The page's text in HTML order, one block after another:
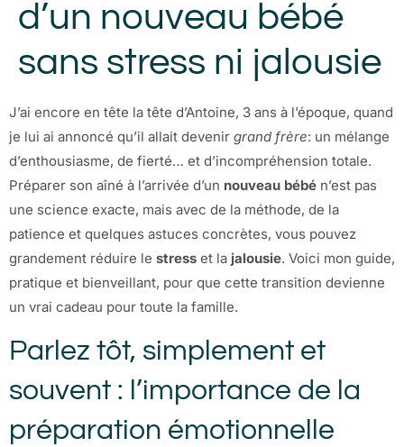
d’un nouveau bébé
sans stress ni jalousie
J’ai encore en tête la tête d’Antoine, 3 ans à l’époque, quand
je lui ai annoncé qu’il allait devenir grand frère: un mélange
d’enthousiasme, de fierté… et d’incompréhension totale.
Préparer son aîné à l’arrivée d’un nouveau bébé n’est pas
une science exacte, mais avec de la méthode, de la
patience et quelques astuces concrètes, vous pouvez
grandement réduire le stress et la jalousie. Voici mon guide,
pratique et bienveillant, pour que cette transition devienne
un vrai cadeau pour toute la famille.
Parlez tôt, simplement et
souvent : l’importance de la
préparation émotionnelle